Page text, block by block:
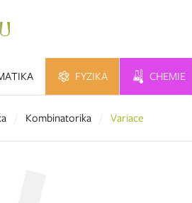
FYZIKA CHEMIE
Kombinatorika Variace